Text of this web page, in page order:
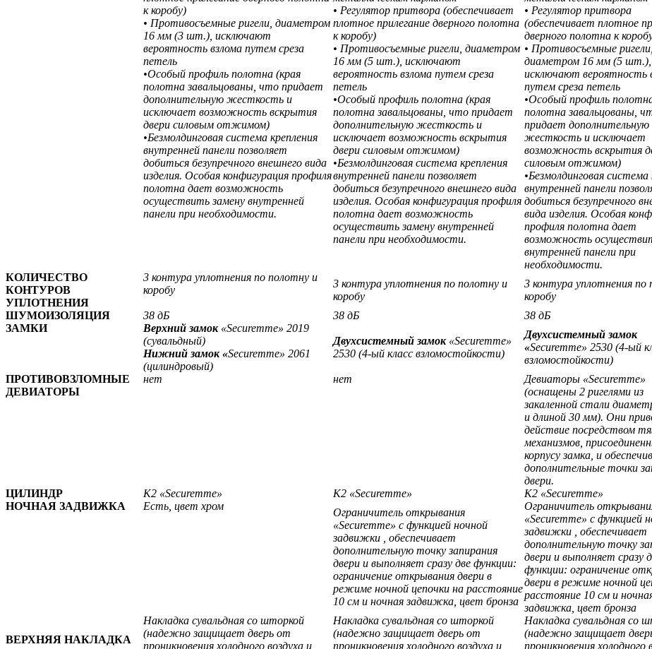
к коробу)
• Противосъемные ригели, диаметром
16 мм (3 шт.), исключают
вероятность взлома путем среза
петель
•Особый профиль полотна (края
полотна завальцованы, что придает
дополнительную жесткость и
исключает возможность вскрытия
двери силовым отжимом)
•Безмолдинговая система крепления
внутренней панели позволяет
добиться безупречного внешнего вида
изделия. Особая конфигурация профиля
полотна дает возможность
осуществить замену внутренней
панели при необходимости.
• Регулятор притвора (обеспечивает
плотное прилегание дверного полотна
к коробу)
• Противосъемные ригели, диаметром
16 мм (5 шт.), исключают
вероятность взлома путем среза
петель
•Особый профиль полотна (края
полотна завальцованы, что придает
дополнительную жесткость и
исключает возможность вскрытия
двери силовым отжимом)
•Безмолдинговая система крепления
внутренней панели позволяет
добиться безупречного внешнего вида
изделия. Особая конфигурация профиля
полотна дает возможность
осуществить замену внутренней
панели при необходимости.
• Регулятор притвора
(обеспечивает плотное
дверного полотна к
• Противосъемные ригели,
диаметром 16 мм (5 шт.),
исключают вероятность
путем среза петель
•Особый профиль
полотна завальцованы,
придает дополнительную
жесткость и исключает
возможность вскрытия
силовым отжимом)
•Безмолдинговая система
внутренней панели
добиться безупречного
вида изделия. Особая
профиля полотна дает
возможность
внутренней панели при
необходимости.
КОЛИЧЕСТВО
КОНТУРОВ
УПЛОТНЕНИЯ
3 контура уплотнения по полотну и
коробу
3 контура уплотнения по полотну и
коробу
3 контура уплотнения по
коробу
ШУМОИЗОЛЯЦИЯ
38 дБ 38 дБ
38 дБ
ЗАМКИ
Верхний замок«Securemme» 2019
(сувальдный)
Нижний замок «Securemme» 2061
(цилиндровый)
Двухсистемный замок«Securemme»
2530 (4-ый класс взломостойкости)
Двухсистемный замок
«Securemme» 2530 (4-ый
взломостойкости)
ПРОТИВОВЗЛОМНЫЕ
ДЕВИАТОРЫ
нет нет
Девиаторы «Securemme»
(оснащены 2 ригелями из
закаленной стали
и длиной 30 мм). Они
действие посредством
механизмов,
корпусу замка, и
дополнительные точки
двери.
ЦИЛИНДР
К2 «Securemme» К2 «Securemme»
К2 «Securemme»
НОЧНАЯ ЗАДВИЖКА
Есть, цвет хром
Ограничитель открывания
«Securemme» с функцией ночной
задвижки
обеспечивает
дополнительную точку запирания
двери и выполняет сразу две функции:
ограничение открывания двери в
режиме ночной цепочки на расстояние
10 см и ночная задвижка, цвет бронза
Ограничитель
«Securemme» с функцией
задвижки
обеспечивает
дополнительную точку
двери и выполняет сразу
функции: ограничение
двери в режиме ночной
расстояние 10 см и
задвижка, цвет бронза
ВЕРХНЯЯ НАКЛАДКА
Накладка сувальдная со шторкой
(надежно защищает дверь от
проникновения холодного воздуха и
Накладка сувальдная со шторкой
(надежно защищает дверь от
проникновения холодного воздуха и
Накладка сувальдная со
(надежно защищает
проникновения холодного